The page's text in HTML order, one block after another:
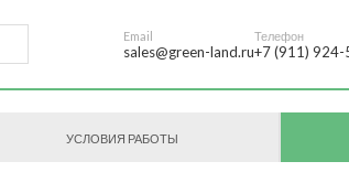
Email
sales@green-land.ru
Телефон
+7 (911)
УСЛОВИЯ РАБОТЫ